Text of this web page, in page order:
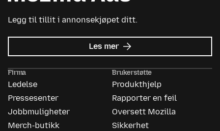
Legg til tillit i annonsekjøpet ditt.
Les mer om
Mozilla
Firma
Ledelse
Pressesenter
Jobbmuligheter
Merch-butikk
Brukerstøtte
Produkthjelp
Rapporter en feil
Oversett Mozilla
Sikkerhet